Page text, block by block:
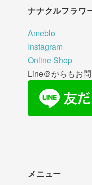
ナナクルフラワ
Ameblo
Instagram
Online Shop
Line＠からもお
メニュー